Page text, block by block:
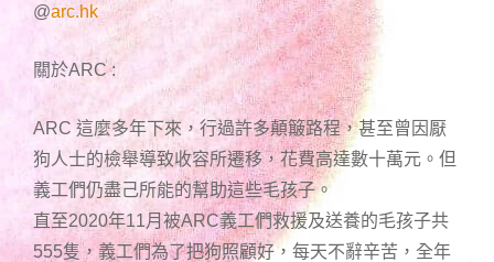
@arc.hk
關於ARC :
ARC 這麼多年下來，行過許多顛簸路程，甚至曾因厭
狗人士的檢舉導致收容所遷移，花費高達數十萬元。但
義工們仍盡己所能的幫助這些毛孩子。
直至2020年11月被ARC義工們救援及送養的毛孩子共
555隻，義工們為了把狗照顧好，每天不辭辛苦，全年